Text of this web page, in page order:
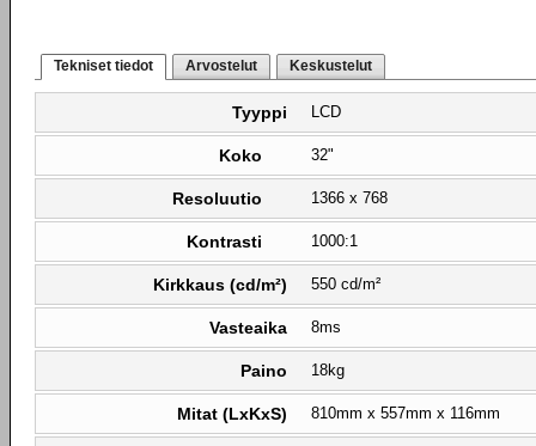
Tekniset tiedot Arvostelut Keskustelut
Tyyppi LCD
Koko 32"
Resoluutio 1366 x 768
Kontrasti 1000:1
Kirkkaus (cd/m²) 550 cd/m²
Vasteaika 8ms
Paino 18kg
Mitat (LxKxS) 810mm x 557mm x 116mm